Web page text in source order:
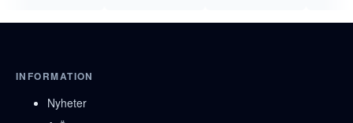
INFORMATION
Nyheter